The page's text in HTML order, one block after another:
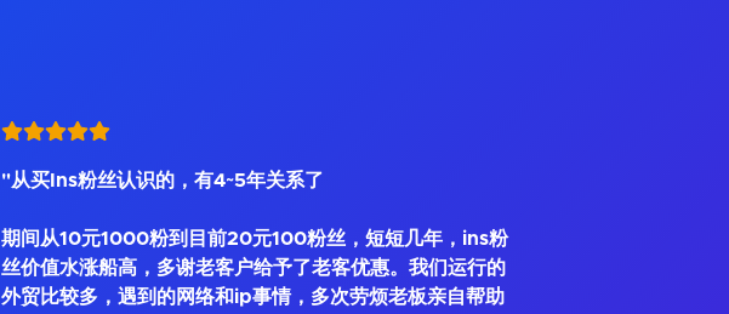
"从买Ins粉丝认识的，有4~5年关系了
期间从10元1000粉到目前20元100粉丝，短短几年，ins粉
丝价值水涨船高，多谢老客户给予了老客优惠。我们运行的
外贸比较多，遇到的网络和ip事情，多次劳烦老板亲自帮助